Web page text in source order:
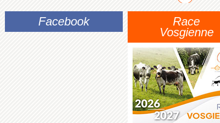
Facebook
Race
Vosgienne